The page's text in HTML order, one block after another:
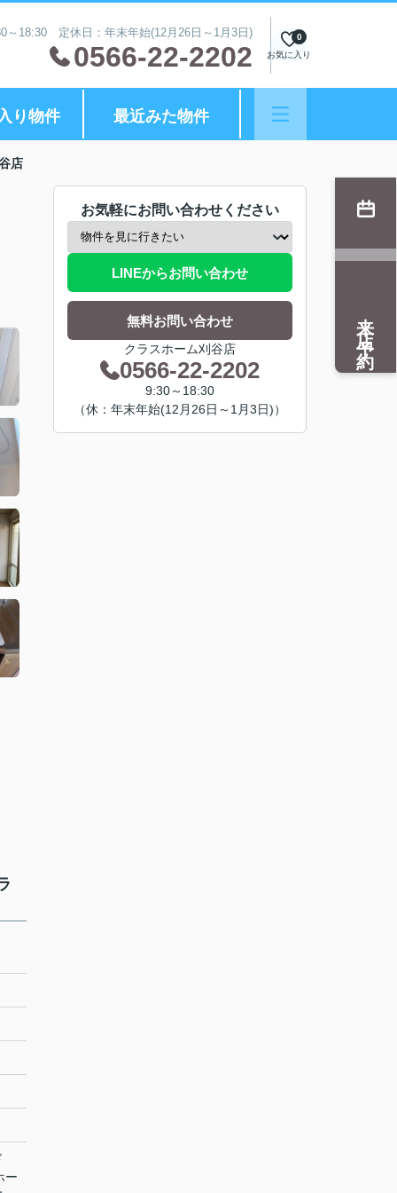
～18:30 定休日：年末年始(12月26日～1月3日)
0566-22-2202 お気に入り
0
り物件 最近みた物件
店
ー
お気軽にお問い合わせください
LINEからお問い合わせ
無料お問い合わせ
クラスホーム刈谷店
0566-22-2202
9:30～18:30
（休：年末年始(12月26日～1月3日)）
来店予約